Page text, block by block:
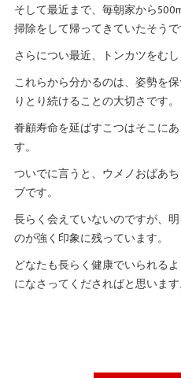
そして最近まで、毎朝家から
掃除をして帰ってきていたそうで
さらについ最近、トンカツをむ
これらから分かるのは、姿勢を
りとり続けることの大切さです。
眷顧寿命を延ばすこつはそこに
す。
ついでに言うと、ウメノおばあ
ブです。
長らく会えていないのですが、
のが強く印象に残っています。
どなたも長らく健康でいられる
になさってくださればと思います